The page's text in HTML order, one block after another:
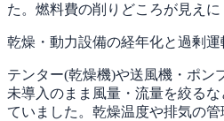
た。燃料費の削りどころが見えに
乾燥・動力設備の経年化と過剰運
テンター(乾燥機)や送風機・ポン
未導入のまま風量・流量を絞る
ていました。乾燥温度や排気の